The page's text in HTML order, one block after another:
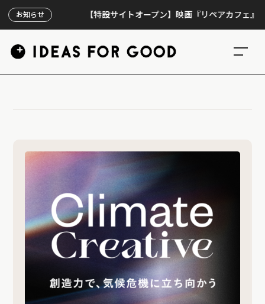
お知らせ 【特設サイトオープン】映画『リペアカフェ』、上